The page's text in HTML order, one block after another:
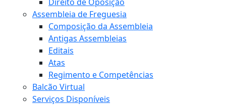
Direito de Oposição
Assembleia de Freguesia
Composição da Assembleia
Antigas Assembleias
Editais
Atas
Regimento e Competências
Balcão Virtual
Serviços Disponíveis